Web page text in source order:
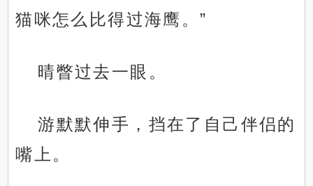
猫咪怎么比得过海鹰。”
晴瞥过去一眼。
游默默伸手，挡在了自己伴侣的
嘴上。